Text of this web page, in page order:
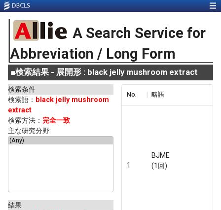
A Search Service for
Abbreviation / Long Form
■検索結果 - 展開形 : black jelly mushroom extract
検索条件
検索語： black jelly mushroom
extract
検索方法： 完全一致
主な研究分野:
結果
No. 略語
1
BJME
(1回)